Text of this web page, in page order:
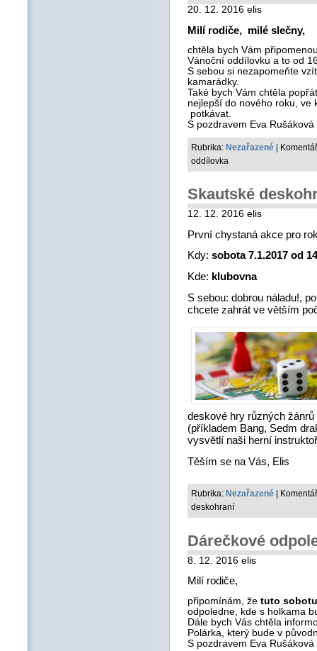
20. 12. 2016 elis
Milí rodiče, milé slečny,
chtěla bych Vám
Vánoční oddílovku a to od
S sebou si nezapomeňte
kamarádky.
Také bych Vám chtěla
nejlepší do nového roku, ve
potkávat.
S pozdravem Eva Rušáková
Rubrika: Nezařazené |
oddílovka
Skautské
12. 12. 2016 elis
První chystaná akce pro
Kdy: sobota 7.1.2017 od
Kde: klubovna
S sebou: dobrou náladu!,
chcete zahrát ve větším
deskové hry různých
(příkladem Bang, Sedm
vysvětlí naši herní
Těším se na Vás, Elis
Rubrika: Nezařazené
deskohraní
Dárečkové
8. 12. 2016 elis
Milí rodiče,
připomínám, že tuto
odpoledne, kde s holkama
Dále bych Vás chtěla
Polárka, který bude v
S pozdravem Eva Rušáková